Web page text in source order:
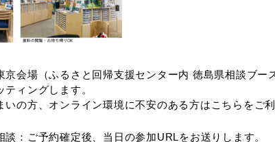
会場（ふるさと回帰支援センター内 徳島県相談ブー
ィングします。
いの方、オンライン環境に不安のある方はこちらをご利
：ご予約確定後、当日の参加URLをお送りします。